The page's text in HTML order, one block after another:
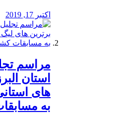
اکتبر 17, 2019
مراسم
استان
های
به